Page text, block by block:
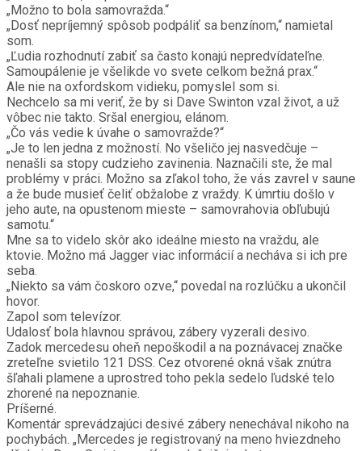
„Možno to bola samovražda.“
„Dosť nepríjemný spôsob podpáliť sa benzínom,“ namietal
som.
„Ľudia rozhodnutí zabiť sa často konajú nepredvídateľne.
Samoupálenie je všelikde vo svete celkom bežná prax.“
Ale nie na oxfordskom vidieku, pomyslel som si.
Nechcelo sa mi veriť, že by si Dave Swinton vzal život, a už
vôbec nie takto. Sršal energiou, elánom.
„Čo vás vedie k úvahe o samovražde?“
„Je to len jedna z možností. No všeličo jej nasvedčuje –
nenašli sa stopy cudzieho zavinenia. Naznačili ste, že mal
problémy v práci. Možno sa zľakol toho, že vás zavrel v saune
a že bude musieť čeliť obžalobe z vraždy. K úmrtiu došlo v
jeho aute, na opustenom mieste – samovrahovia obľubujú
samotu.“
Mne sa to videlo skôr ako ideálne miesto na vraždu, ale
ktovie. Možno má Jagger viac informácií a necháva si ich pre
seba.
„Niekto sa vám čoskoro ozve,“ povedal na rozlúčku a ukončil
hovor.
Zapol som televízor.
Udalosť bola hlavnou správou, zábery vyzerali desivo.
Zadok mercedesu oheň nepoškodil a na poznávacej značke
zreteľne svietilo 121 DSS. Cez otvorené okná však znútra
šľahali plamene a uprostred toho pekla sedelo ľudské telo
zhorené na nepoznanie.
Príšerné.
Komentár sprevádzajúci desivé zábery nenechával nikoho na
pochybách. „Mercedes je registrovaný na meno hviezdneho